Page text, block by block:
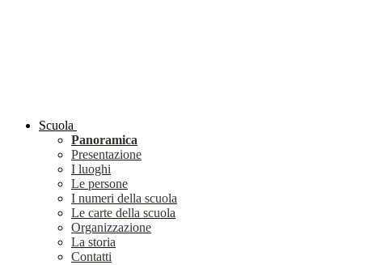
Scuola
Panoramica
Presentazione
I luoghi
Le persone
I numeri della scuola
Le carte della scuola
Organizzazione
La storia
Contatti